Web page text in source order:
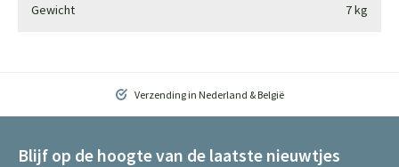
Gewicht 7 kg
Verzending in Nederland & België
Blijf op de hoogte van de laatste nieuwtjes